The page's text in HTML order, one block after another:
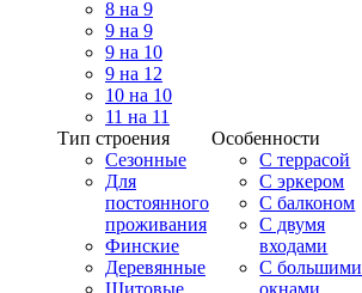
8 на 9
9 на 9
9 на 10
9 на 12
10 на 10
11 на 11
Тип строения
Сезонные
Для
постоянного
проживания
Финские
Деревянные
Щитовые
Особенности
С террасой
С эркером
С балконом
С двумя
входами
С большими
окнами